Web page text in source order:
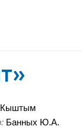
Кыштым
Банных Ю.А.